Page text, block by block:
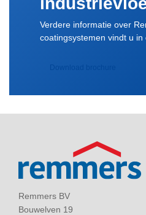
Verdere informatie over
coatingsystemen vindt u in
Remmers BV
Bouwelven 19